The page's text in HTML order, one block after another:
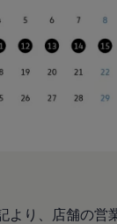
情報
イスター
より、店舗の営